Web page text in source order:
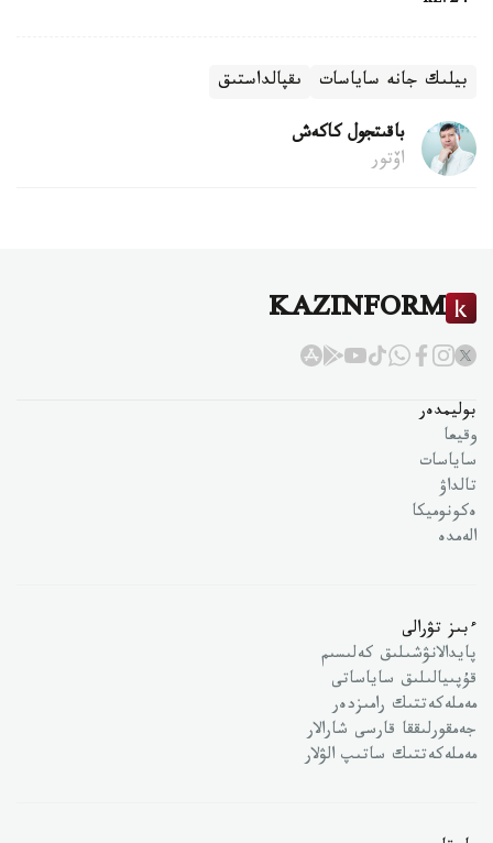
بيلىك جانە ساياسات ىقپالداستىق
باقىتجول كاكەش
اۆتور
KAZINFORM
بوليمدەر
وقيعا
ساياسات
تالداۋ
ەكونوميكا
الەمدە
ءبىز تۋرالى
پايدالانۋشىلىق كەلىسىم
قۇپىيالىلىق ساياساتى
مەملەكەتتىك رامىزدەر
جەمقورلىققا قارسى شارالار
مەملەكەتتىك ساتىپ الۋلار